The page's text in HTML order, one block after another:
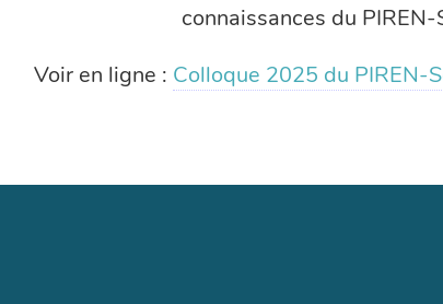
connaissances du
Voir en ligne : Colloque 2025 du PIREN-